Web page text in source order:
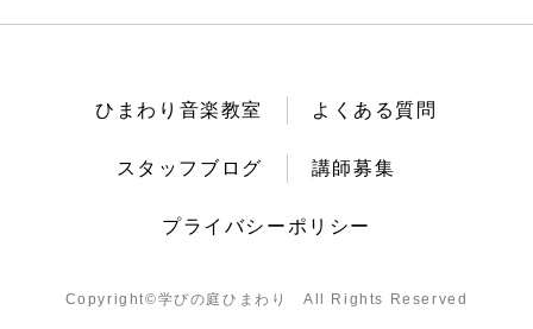
ひまわり音楽教室 よくある質問
スタッフブログ 講師募集
プライバシーポリシー
Copyright©︎学びの庭ひまわり All Rights Reserved